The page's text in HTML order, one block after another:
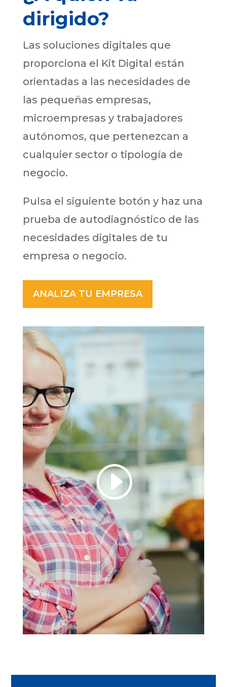
dirigido?
Las soluciones digitales que
proporciona el Kit Digital están
orientadas a las necesidades de
las pequeñas empresas,
microempresas y trabajadores
autónomos, que pertenezcan a
cualquier sector o tipología de
negocio.
Pulsa el siguiente botón y haz una
prueba de autodiagnóstico de las
necesidades digitales de tu
empresa o negocio.
ANALIZA TU EMPRESA